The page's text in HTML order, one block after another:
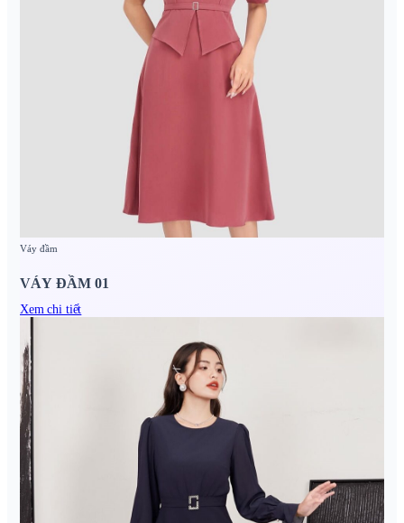
Váy đầm
VÁY ĐẦM 01
Xem chi tiết